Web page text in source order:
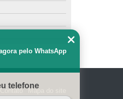
Penal – Lei 9610/98 - Lei
Contato Mapa do site
pelo WhatsApp
telefone